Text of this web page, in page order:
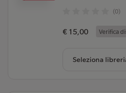
(0)
€ 15,00 Verifica
Seleziona